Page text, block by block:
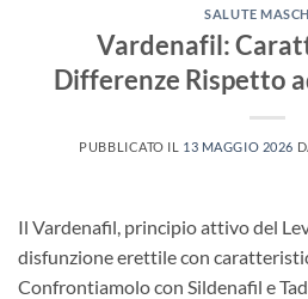
SALUTE
Vardenafil:
Differenze Rispetto
PUBBLICATO IL 13 MAGGIO 2026
Il Vardenafil, principio attivo del
disfunzione erettile con
Confrontiamolo con Sildenafil e